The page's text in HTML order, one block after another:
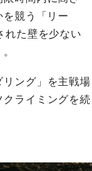
競う「リー
れた壁を少ない
ング」を主戦場
クライミングを続